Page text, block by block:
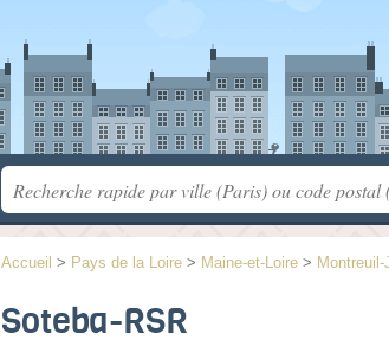
Accueil > Pays de la Loire > Maine-et-Loire > Montreuil-
Soteba-RSR